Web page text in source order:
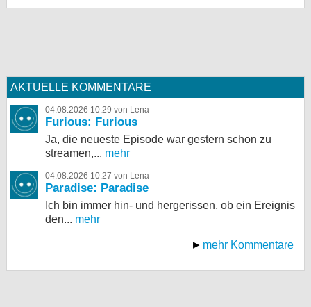
AKTUELLE KOMMENTARE
04.08.2026 10:29 von Lena
Furious: Furious
Ja, die neueste Episode war gestern schon zu
streamen,... mehr
04.08.2026 10:27 von Lena
Paradise: Paradise
Ich bin immer hin- und hergerissen, ob ein Ereignis
den... mehr
mehr Kommentare